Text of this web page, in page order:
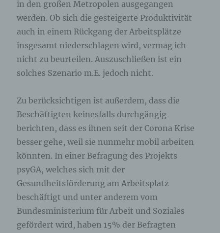
in den großen Metropolen ausgegangen
werden. Ob sich die gesteigerte Produktivität
auch in einem Rückgang der Arbeitsplätze
insgesamt niederschlagen wird, vermag ich
nicht zu beurteilen. Auszuschließen ist ein
solches Szenario m.E. jedoch nicht.
Zu berücksichtigen ist außerdem, dass die
Beschäftigten keinesfalls durchgängig
berichten, dass es ihnen seit der Corona Krise
besser gehe, weil sie nunmehr mobil arbeiten
könnten. In einer Befragung des Projekts
psyGA, welches sich mit der
Gesundheitsförderung am Arbeitsplatz
beschäftigt und unter anderem vom
Bundesministerium für Arbeit und Soziales
gefördert wird, haben 15% der Befragten
Registrierung auf unserer Internetseite
Die betroffene Person hat die Möglichkeit, sich auf
der Internetseite des für die Verarbeitung
Verantwortlichen unter Angabe von
personenbezogenen Daten zu registrieren.
werden, ergibt sich aus der jeweiligen
Eingabemaske, die für die Registrierung
verwendet wird. Die von der betroffenen Person
eingegebenen personenbezogenen Daten werden
ausschließlich für die interne Verwendung bei dem
für die Verarbeitung Verantwortlichen und für
eigene Zwecke erhoben und gespeichert. Der für
die Verarbeitung Verantwortliche kann die
Weitergabe an einen oder mehrere
Auftragsverarbeiter, beispielsweise einen
Paketdienstleister, veranlassen, der die
personenbezogenen Daten ebenfalls
ausschließlich für eine interne Verwendung, die
dem für die Verarbeitung Verantwortlichen
zuzurechnen ist, nutzt.